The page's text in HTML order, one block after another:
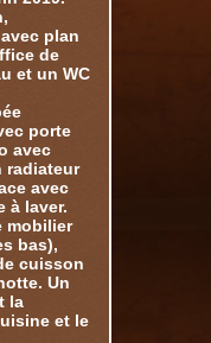
plan
de
et un WC
porte
avec
radiateur
avec
à laver.
mobilier
bas),
cuisson
Un
la
et le